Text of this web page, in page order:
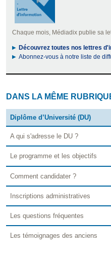
Chaque mois, Médiadix publie sa
Découvrez toutes nos lettres
Abonnez-vous à notre liste de
DANS LA MÊME
Diplôme d’Université (DU)
A qui s'adresse le DU ?
Le programme et les objectifs
Comment candidater ?
Inscriptions administratives
Les questions fréquentes
Les témoignages des anciens